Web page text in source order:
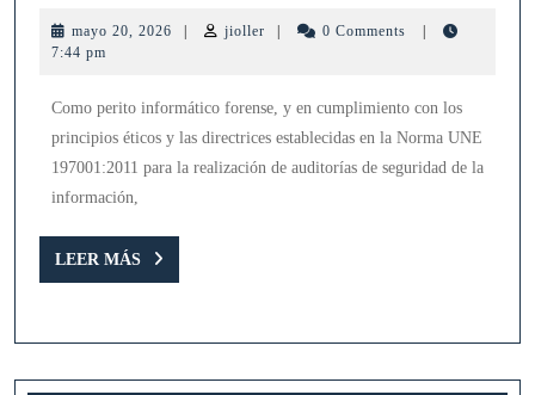
mayo 20, 2026 mayo
jioller jioller 0 Comments
7:44 pm
Como perito informático forense, y en cumplimiento con los
principios éticos y las directrices establecidas en la Norma UNE
197001:2011 para la realización de auditorías de seguridad de la
información,
LEER MÁS
MÁS